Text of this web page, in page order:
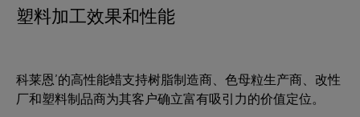
塑料加工效果和性能
科莱恩’的高性能蜡支持树脂制造商、色母粒生产商、改性
厂和塑料制品商为其客户确立富有吸引力的价值定位。